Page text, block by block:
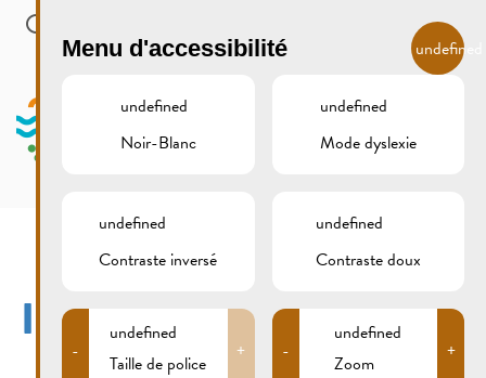
Skip to main content
MENU
IMG_2971XCS
Menu d'accessibilité undefined
undefined
Noir-Blanc
undefined
Mode dyslexie
undefined
Contraste inversé
undefined
Contraste doux
-
undefined
Taille de police
+ -
undefined
Zoom
+